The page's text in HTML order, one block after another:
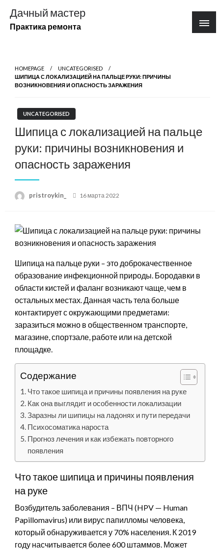
содержимому
Дачный мастер
Практика ремонта
HOMEPAGE
UNCATEGORISED
ШИПИЦА С ЛОКАЛИЗАЦИЕЙ НА ПАЛЬЦЕ РУКИ: ПРИЧИНЫ
ВОЗНИКНОВЕНИЯ И ОПАСНОСТЬ ЗАРАЖЕНИЯ
UNCATEGORISED
Шипица с локализацией на пальце
руки: причины возникновения и
опасность заражения
pristroykin_
Posted
16 марта 2022
Шипица на пальце руки – это доброкачественное
образование инфекционной природы. Бородавки в
области кистей и фаланг возникают чаще, чем в
остальных местах. Данная часть тела больше
контактирует с окружающими предметами:
заразиться можно в общественном транспорте,
магазине, спортзале, работе или на детской
площадке.
Содержание
Что такое шипица и причины появления на руке
Как она выглядит и особенности локализации
Заразны ли шипицы на ладонях и пути передачи
Психосоматика нароста
Прогноз лечения и как избежать повторного
появления
Что такое шипица и причины появления
на руке
Возбудитель заболевания – ВПЧ (HPV — Human
Papillomavirus) или вирус папилломы человека,
который обнаруживается у 70% населения. К 2019
году насчитывается более 600 штаммов. Может